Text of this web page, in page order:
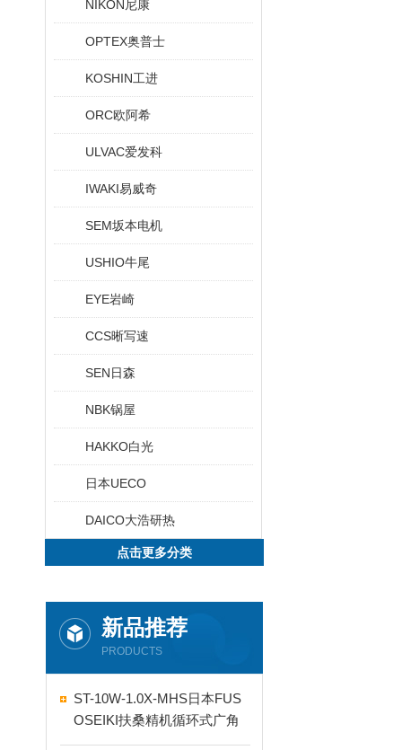
NIKON尼康
OPTEX奥普士
KOSHIN工进
ORC欧阿希
ULVAC爱发科
IWAKI易威奇
SEM坂本电机
USHIO牛尾
EYE岩崎
CCS晰写速
SEN日森
NBK锅屋
HAKKO白光
日本UECO
DAICO大浩研热
点击更多分类
新品推荐
PRODUCTS
ST-10W-1.0X-MHS日本FUS
OSEIKI扶桑精机循环式广角
自动喷嘴